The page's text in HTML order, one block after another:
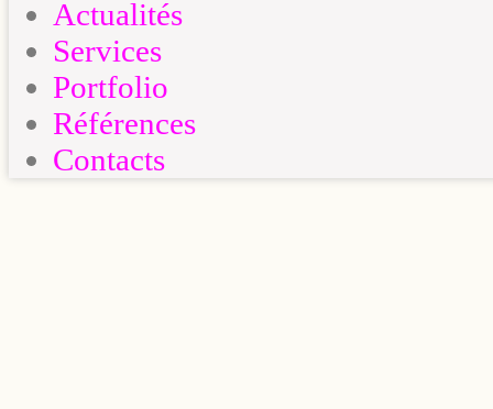
Actualités
Services
Portfolio
Références
Contacts